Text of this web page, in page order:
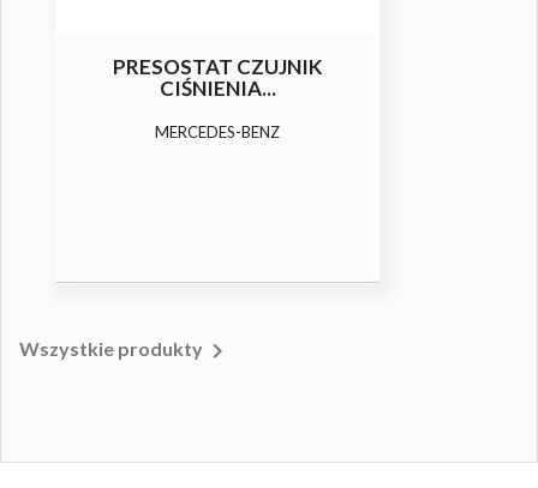
PRESOSTAT CZUJNIK
CIŚNIENIA...
MERCEDES-BENZ
Wszystkie produkty 